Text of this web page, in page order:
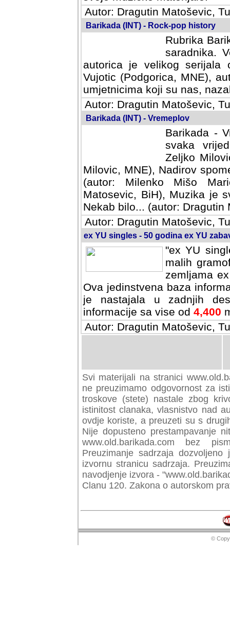
Autor: Dragutin Matoševic,
Barikada (INT) - Rock-pop history
Rubrika
saradnika.
autorica je velikog serijala
Vujotic (Podgorica, MNE),
umjetnicima koji su nas,
Autor: Dragutin Matoševic,
Barikada (INT) - Vremeplov
Barikada -
svaka
Milovic,
MNE), Nadirov spomenar
Milenko Mišo Maric, UK),
Muzika je svirala (autor:
(autor: Dragutin Matosevic,
Autor: Dragutin Matoševic,
ex YU singles - 50 godina ex YU
"ex YU
malih
zemljama
Ova jedinstvena baza
je nastajala u zadnjih
informacije sa vise od 4,400
Autor: Dragutin Matoševic,
Svi materijali na stranici
preuzimamo odgovornost za
troskove (stete) nastale zbog
istinitost clanaka, vlasnistvo nad
ovdje koriste, a preuzeti su s
Nije dopusteno prestampavanje
www.old.barikada.com bez
Preuzimanje sadrzaja
izvornu stranicu sadrzaja.
navodjenje izvora -
Clanu 120. Zakona o autorskom
©